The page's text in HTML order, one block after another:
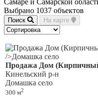
Выбрано 1037 объектов
Поиск На карте
Продажа Дом
Кинельский р-н
Домашка село
300 м2